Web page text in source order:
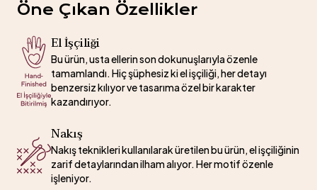
Öne Çıkan Özellikler
El İşçiliği
Bu ürün, usta ellerin son dokunuşlarıyla özenle
tamamlandı. Hiç şüphesiz ki el işçiliği, her detayı
benzersiz kılıyor ve tasarıma özel bir karakter
kazandırıyor.
Nakış
Nakış teknikleri kullanılarak üretilen bu ürün, el işçiliğinin
zarif detaylarından ilham alıyor. Her motif özenle
işleniyor.